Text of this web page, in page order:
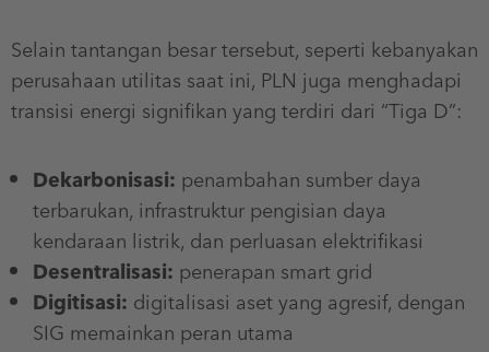
Selain tantangan besar tersebut, seperti kebanyakan
perusahaan utilitas saat ini, PLN juga menghadapi
transisi energi signifikan yang terdiri dari “Tiga D”:
Dekarbonisasi: penambahan sumber daya
terbarukan, infrastruktur pengisian daya
kendaraan listrik, dan perluasan elektrifikasi
Desentralisasi: penerapan smart grid
Digitisasi: digitalisasi aset yang agresif, dengan
SIG memainkan peran utama